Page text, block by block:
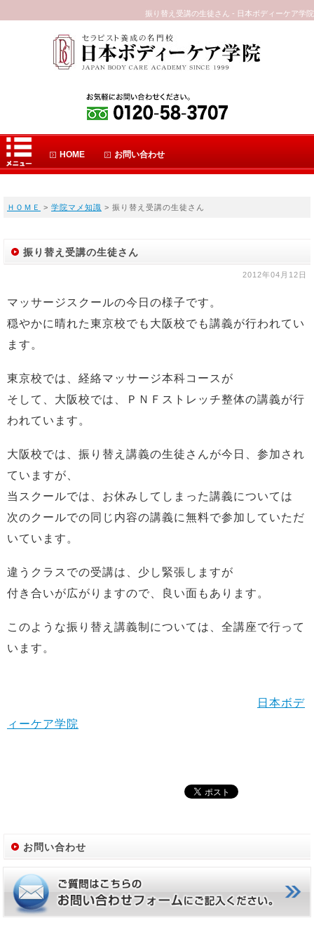
振り替え受講の生徒さん - 日本ボディーケア学院
HOME お問い合わせ
ＨＯＭＥ > 学院マメ知識 > 振り替え受講の生徒さん
振り替え受講の生徒さん
2012年04月12日
マッサージスクールの今日の様子です。
穏やかに晴れた東京校でも大阪校でも講義が行われてい
ます。
東京校では、経絡マッサージ本科コースが
そして、大阪校では、ＰＮＦストレッチ整体の講義が行
われています。
大阪校では、振り替え講義の生徒さんが今日、参加され
ていますが、
当スクールでは、お休みしてしまった講義については
次のクールでの同じ内容の講義に無料で参加していただ
いています。
違うクラスでの受講は、少し緊張しますが
付き合いが広がりますので、良い面もあります。
このような振り替え講義制については、全講座で行って
います。
日本ボデ
ィーケア学院
お問い合わせ